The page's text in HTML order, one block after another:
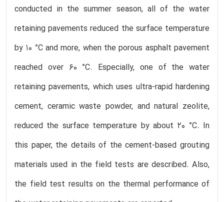
conducted in the summer season, all of the water
retaining pavements reduced the surface temperature
by 10 °C and more, when the porous asphalt pavement
reached over 60 °C. Especially, one of the water
retaining pavements, which uses ultra-rapid hardening
cement, ceramic waste powder, and natural zeolite,
reduced the surface temperature by about 20 °C. In
this paper, the details of the cement-based grouting
materials used in the field tests are described. Also,
the field test results on the thermal performance of